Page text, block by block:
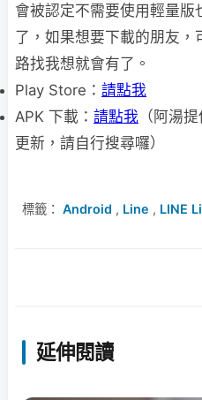
會被認定不需要使用輕量
了，如果想要下載的朋友，
路找我想就會有了。
Play Store： 請點我
APK 下載： 請點我 （阿湯
更新，請自行搜尋囉）
標籤： Android , Line , LINE
延伸閱讀